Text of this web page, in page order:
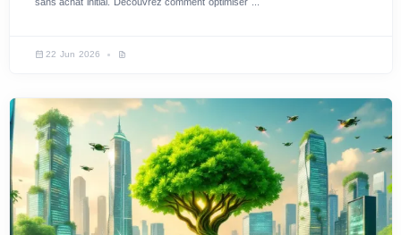
22 Jun 2026